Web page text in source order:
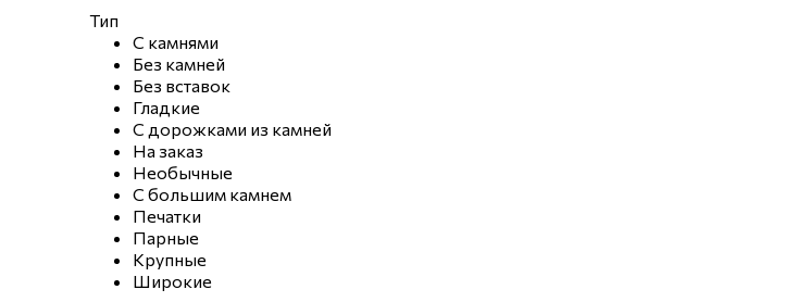
Тип
С камнями
Без камней
Без вставок
Гладкие
С дорожками из камней
На заказ
Необычные
С большим камнем
Печатки
Парные
Крупные
Широкие